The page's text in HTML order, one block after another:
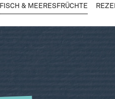
FISCH & MEERESFRÜCHTE